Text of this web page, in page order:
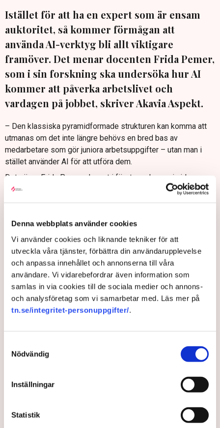
Denna webbplats använder cookies
Vi använder cookies och liknande tekniker för att
utveckla våra tjänster, förbättra din användarupplevelse
och anpassa innehållet och annonserna till våra
användare. Vi vidarebefordrar även information som
samlas in via cookies till de sociala medier och annons-
och analysföretag som vi samarbetar med. Läs mer på
tn.se/integritet-personuppgifter/.
Nödvändig
Inställningar
Statistik
Istället för att ha en expert som är ensam
auktoritet, så kommer förmågan att
använda AI-verktyg bli allt viktigare
framöver. Det menar docenten Frida Pemer,
som i sin forskning ska undersöka hur AI
kommer att påverka arbetslivet och
vardagen på jobbet, skriver Akavia Aspekt.
– Den klassiska pyramidformade strukturen kan komma att
utmanas om det inte längre behövs en bred bas av
medarbetare som gör juniora arbetsuppgifter – utan man i
stället använder AI för att utföra dem.
Det säger Frida Pemer, docent i företagsekonomi vid
Handelshögskolan i Stockholm och expert på transformativt
ledarskap, förändring och kultur, till Akavia Aspekt.
tekniken inte ersätta människor, menar hon.
– Det kommer antagligen att behövas många medarbetare i
det skikt som jobbar i samspel med AI. De behöver ha
tillräckligt med kunskap och erfarenhet för att kunna bedöma
och förädla AI-genererat material, säger Frida Pemer och
lyfter fram ett antal förändringar i kompetenser och
affärsmodeller som kommer som en följd av AI-utvecklingen.
Akavia